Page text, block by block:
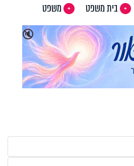
בית משפט
משפט
🔇